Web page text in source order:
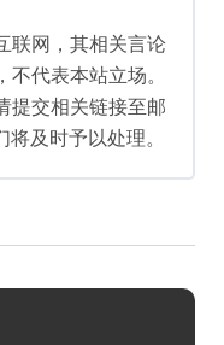
联网，其相关言论
代表本站立场。
提交相关链接至邮
及时予以处理。